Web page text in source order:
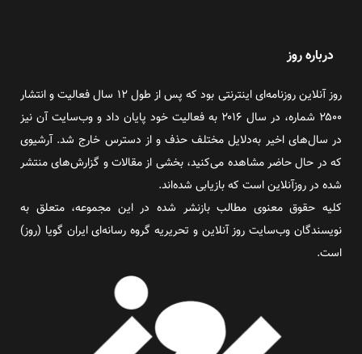
درباره روز
روز آنلاین روزنامه‌ای اینترنتی بود که پس از طول ۱۲ سال فعالیت و انتشار
۲۵۰۰ شماره، در سال ۲۰۱۶ به فعالیت خود پایان داد و وب‌سایت آن نیز
در سال‌های اخیر به‌دلایل مختلف حذف و از دسترس خارج شد. آرشیوی
که در حال حاضر مشاهده می‌کنید، بخشی از مقالات و گزارش‌های منتشر
شده در روزآنلاین است که بازیابی شده‌اند.
کلیه حقوق معنوی مطالب بازنشر شده در این مجموعه، متعلق به
نویسندگان وب‌سایت روز آنلاین و تحریریه گروه رسانه‌ای ایران گویا (روز)
است.